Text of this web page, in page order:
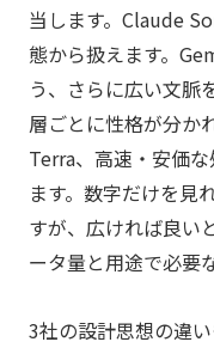
当します。Claude
態から扱えます。
う、さらに広い文脈
層ごとに性格が分か
Terra、高速・安価
ます。数字だけを見
すが、広ければ良い
ータ量と用途で必要
3社の設計思想の違